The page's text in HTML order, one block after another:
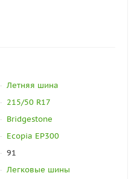
Летняя шина
215/50 R17
Bridgestone
Ecopia EP300
91
Легковые шины